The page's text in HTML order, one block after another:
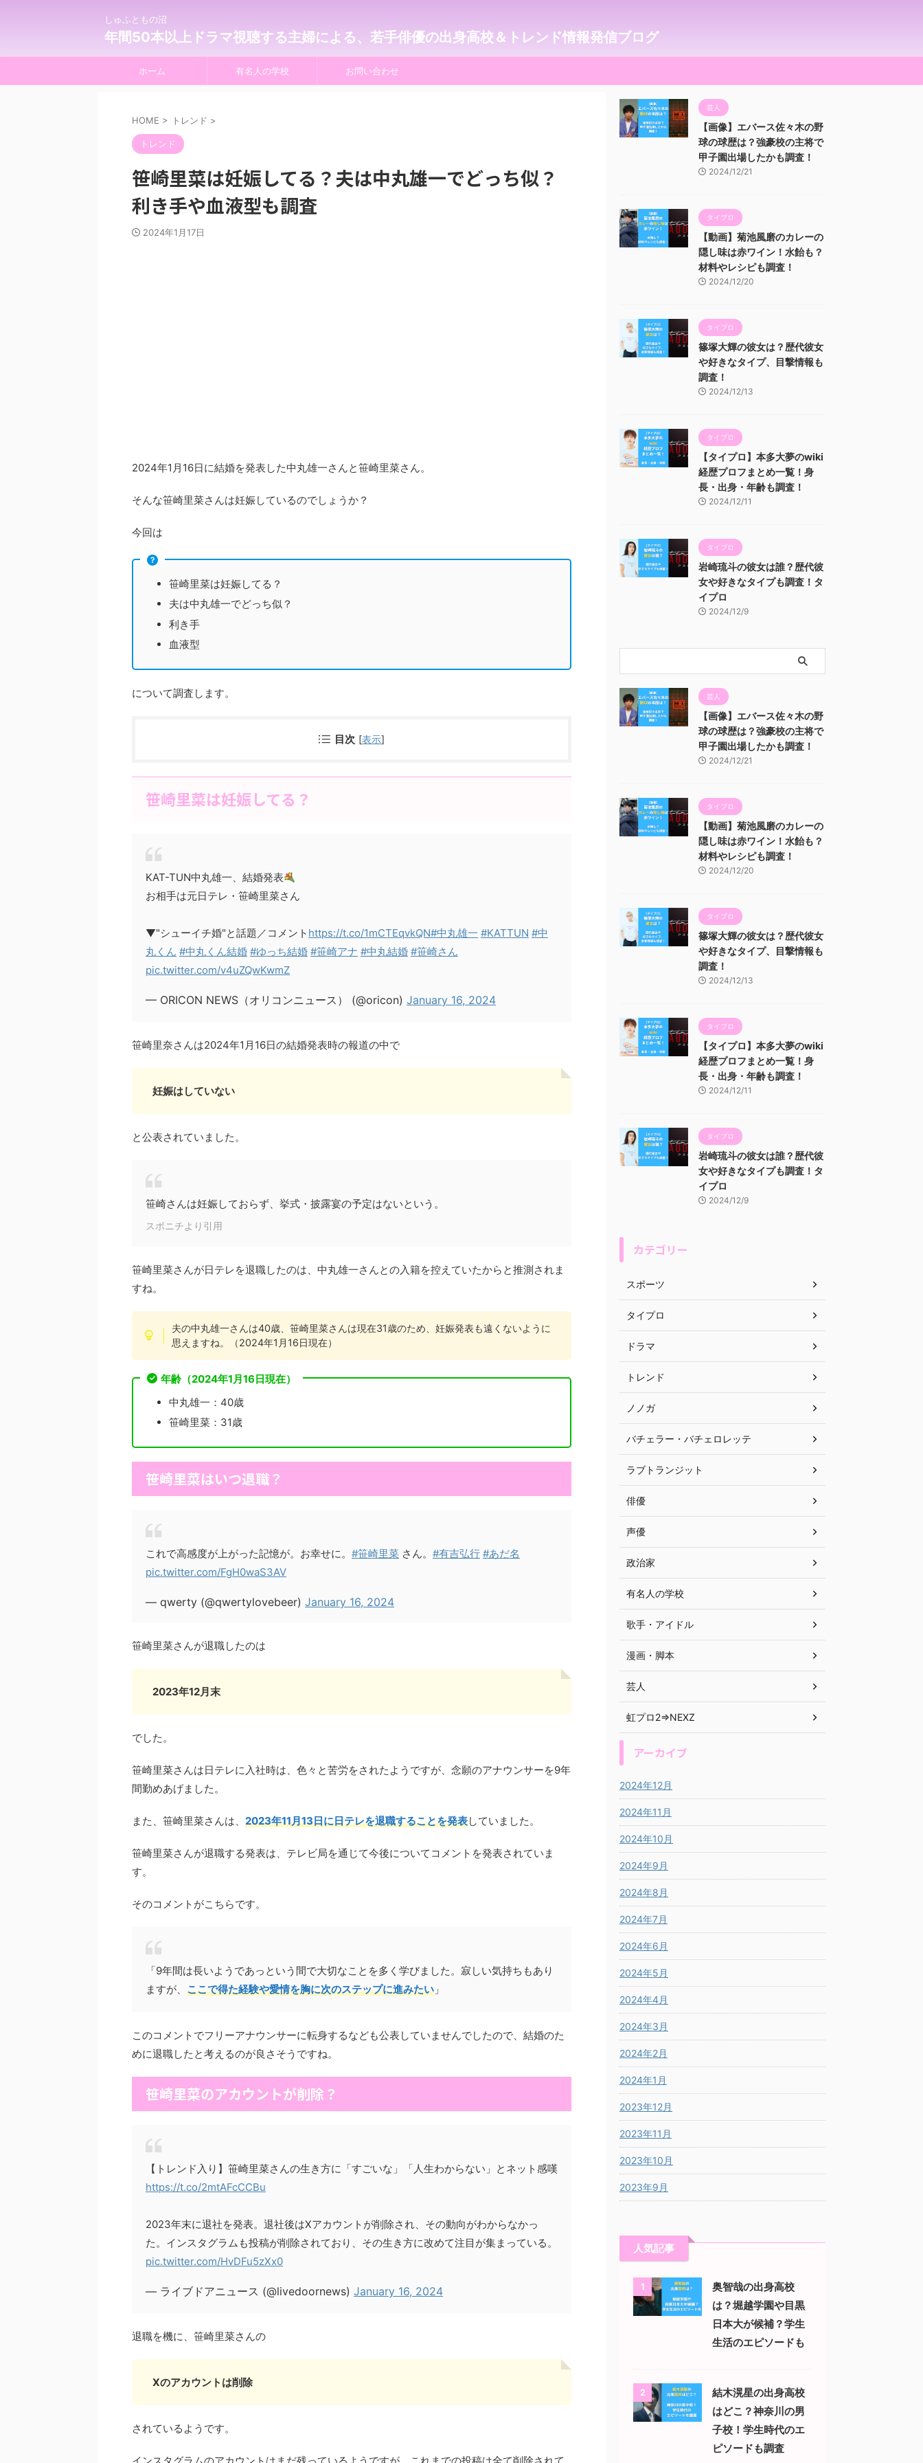
しゅふともの沼
年間50本以上ドラマ視聴する主婦による、若手俳優の出身高校＆トレンド情報発信ブログ
ホーム 有名人の学校 お問い合わせ
HOME > トレンド >
トレンド
笹崎里菜は妊娠してる？夫は中丸雄一でどっち似？
利き手や血液型も調査
2024年1月17日
2024年1月16日に結婚を発表した中丸雄一さんと笹崎里菜さん。
そんな笹崎里菜さんは妊娠しているのでしょうか？
今回は
笹崎里菜は妊娠してる？
夫は中丸雄一でどっち似？
利き手
血液型
について調査します。
目次 [表示]
笹崎里菜は妊娠してる？
KAT-TUN中丸雄一、結婚発表
お相手は元日テレ・笹崎里菜さん
▼"シューイチ婚"と話題／コメント https://t.co/1mCTEqvkQN#中丸雄一 #KATTUN #中
丸くん #中丸くん結婚 #ゆっち結婚 #笹崎アナ #中丸結婚 #笹崎さん
pic.twitter.com/v4uZQwKwmZ
— ORICON NEWS（オリコンニュース） (@oricon) January 16, 2024
笹崎里奈さんは2024年1月16日の結婚発表時の報道の中で
妊娠はしていない
と公表されていました。
笹崎さんは妊娠しておらず、挙式・披露宴の予定はないという。
スポニチより引用
笹崎里菜さんが日テレを退職したのは、中丸雄一さんとの入籍を控えていたからと推測されま
すね。
夫の中丸雄一さんは40歳、笹崎里菜さんは現在31歳のため、妊娠発表も遠くないように
思えますね。（2024年1月16日現在）
年齢（2024年1月16日現在）
中丸雄一：40歳
笹崎里菜：31歳
笹崎里菜はいつ退職？
これで高感度が上がった記憶が。お幸せに。 #笹崎里菜 さん。 #有吉弘行 #あだ名
pic.twitter.com/FgH0waS3AV
— qwerty (@qwertylovebeer) January 16, 2024
笹崎里菜さんが退職したのは
2023年12月末
でした。
笹崎里菜さんは日テレに入社時は、色々と苦労をされたようですが、念願のアナウンサーを9年
間勤めあげました。
また、笹崎里菜さんは、 2023年11月13日に日テレを退職することを発表していました。
笹崎里菜さんが退職する発表は、テレビ局を通じて今後についてコメントを発表されていま
す。
そのコメントがこちらです。
「9年間は長いようであっという間で大切なことを多く学びました。寂しい気持ちもあり
ますが、 ここで得た経験や愛情を胸に次のステップに進みたい 」
このコメントでフリーアナウンサーに転身するなども公表していませんでしたので、結婚のた
めに退職したと考えるのが良さそうですね。
笹崎里菜のアカウントが削除？
【トレンド入り】笹崎里菜さんの生き方に「すごいな」「人生わからない」とネット感嘆
https://t.co/2mtAFcCCBu
2023年末に退社を発表。退社後はXアカウントが削除され、その動向がわからなかっ
た。インスタグラムも投稿が削除されており、その生き方に改めて注目が集まっている。
pic.twitter.com/HvDFu5zXx0
— ライブドアニュース (@livedoornews) January 16, 2024
退職を機に、笹崎里菜さんの
Xのアカウントは削除
されているようです。
芸人
【画像】エバース佐々木の野
球の球歴は？強豪校の主将で
甲子園出場したかも調査！
2024/12/21
タイプロ
【動画】菊池風磨のカレーの
隠し味は赤ワイン！水飴も？
材料やレシピも調査！
2024/12/20
タイプロ
篠塚大輝の彼女は？歴代彼女
や好きなタイプ、目撃情報も
調査！
2024/12/13
タイプロ
【タイプロ】本多大夢のwiki
経歴プロフまとめ一覧！身
長・出身・年齢も調査！
2024/12/11
タイプロ
岩崎琉斗の彼女は誰？歴代彼
女や好きなタイプも調査！タ
イプロ
2024/12/9
芸人
【画像】エバース佐々木の野
球の球歴は？強豪校の主将で
甲子園出場したかも調査！
2024/12/21
タイプロ
【動画】菊池風磨のカレーの
隠し味は赤ワイン！水飴も？
材料やレシピも調査！
2024/12/20
タイプロ
篠塚大輝の彼女は？歴代彼女
や好きなタイプ、目撃情報も
調査！
2024/12/13
タイプロ
【タイプロ】本多大夢のwiki
経歴プロフまとめ一覧！身
長・出身・年齢も調査！
2024/12/11
タイプロ
岩崎琉斗の彼女は誰？歴代彼
女や好きなタイプも調査！タ
イプロ
2024/12/9
カテゴリー
スポーツ
タイプロ
ドラマ
トレンド
ノノガ
バチェラー・バチェロレッテ
ラブトランジット
俳優
声優
政治家
有名人の学校
歌手・アイドル
漫画・脚本
芸人
虹プロ2⇒NEXZ
アーカイブ
2024年12月
2024年11月
2024年10月
2024年9月
2024年8月
2024年7月
2024年6月
2024年5月
2024年4月
2024年3月
2024年2月
2024年1月
2023年12月
2023年11月
2023年10月
2023年9月
人気記事
1
奥智哉の出身高校
は？堀越学園や目黒
日本大が候補？学生
生活のエピソードも
2
結木滉星の出身高校
はどこ？神奈川の男
子校！学生時代のエ
ピソードも調査